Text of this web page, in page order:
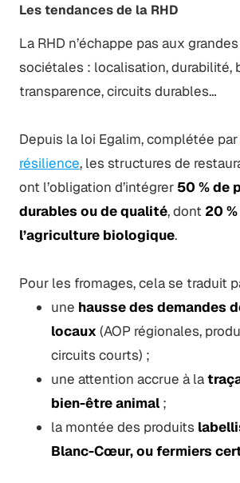
Les tendances de la RHD
La RHD n’échappe pas aux
sociétales : localisation, durabilité,
transparence, circuits durables…
Depuis la loi Egalim, complétée par
résilience, les structures de
ont l’obligation d’intégrer 50 % de
durables ou de qualité, dont 20
l’agriculture biologique.
Pour les fromages, cela se traduit
une hausse des demandes
locaux (AOP régionales,
circuits courts) ;
une attention accrue à la
bien-être animal;
la montée des produits
Blanc-Cœur, ou fermiers